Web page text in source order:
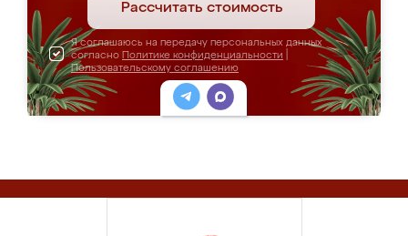
Рассчитать стоимость
Я соглашаюсь на передачу персональных данных
согласно Политике конфиденциальности
Пользовательскому соглашению